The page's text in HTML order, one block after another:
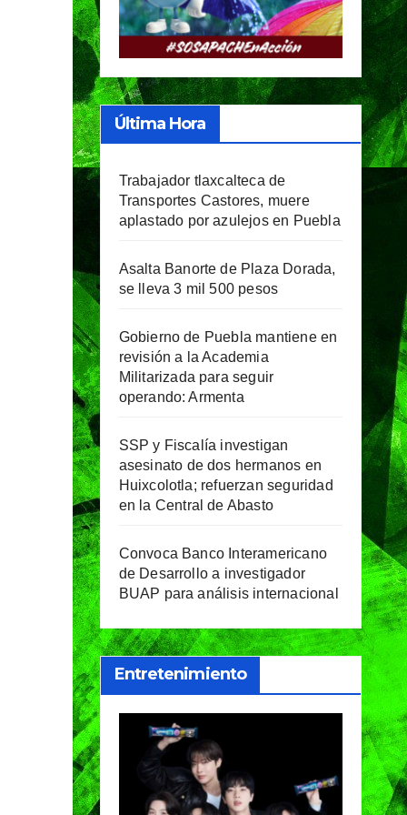
Última Hora
Trabajador tlaxcalteca de
Transportes Castores, muere
aplastado por azulejos en Puebla
Asalta Banorte de Plaza Dorada,
se lleva 3 mil 500 pesos
Gobierno de Puebla mantiene en
revisión a la Academia
Militarizada para seguir
operando: Armenta
SSP y Fiscalía investigan
asesinato de dos hermanos en
Huixcolotla; refuerzan seguridad
en la Central de Abasto
Convoca Banco Interamericano
de Desarrollo a investigador
BUAP para análisis internacional
Entretenimiento